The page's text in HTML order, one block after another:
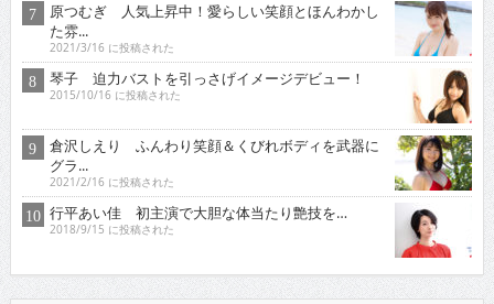
原つむぎ 人気上昇中！愛らしい笑顔とほんわかし
た雰...
2021/3/16 に投稿された
琴子 迫力バストを引っさげイメージデビュー！
2015/10/16 に投稿された
倉沢しえり ふんわり笑顔＆くびれボディを武器に
グラ...
2021/2/16 に投稿された
行平あい佳 初主演で大胆な体当たり艶技を…
2018/9/15 に投稿された